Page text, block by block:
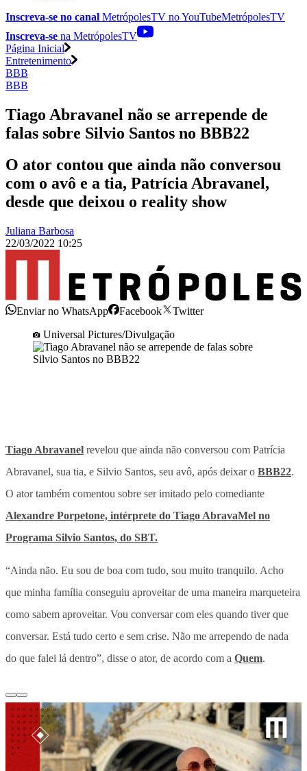
Inscreva-se no canal MetrópolesTV noYouTubeMetrópolesTV
Inscreva-se na MetrópolesTV
Página Inicial
Entretenimento
BBB
BBB
Tiago Abravanel não se arrepende de
falas sobre Silvio Santos no BBB22
O ator contou que ainda não conversou
com o avô e a tia, Patrícia Abravanel,
desde que deixou o reality show
Juliana Barbosa
22/03/2022 10:25
Enviar no WhatsApp Facebook
Twitter
Universal Pictures/Divulgação
Tiago Abravanel revelou que ainda não conversou com Patrícia
Abravanel, sua tia, e Silvio Santos, seu avô, após deixar o BBB22.
O ator também comentou sobre ser imitado pelo comediante
Alexandre Porpetone, intérprete do Tiago AbravaMel no
Programa Silvio Santos, do SBT.
“Ainda não. Eu sou de boa com tudo, sou muito tranquilo. Acho
que minha família conseguiu aproveitar de uma maneira marqueteira
como sabem aproveitar. Vou conversar com eles quando tiver que
conversar. Está tudo certo e sem crise. Não me arrependo de nada
do que falei lá dentro”, disse o ator, de acordo com a Quem.